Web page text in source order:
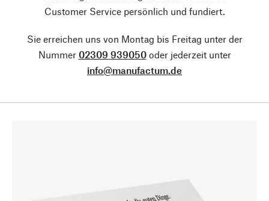
Customer Service persönlich und fundiert.
Sie erreichen uns von Montag bis Freitag unter der
Nummer 02309 939050oder jederzeit unter
info@manufactum.de